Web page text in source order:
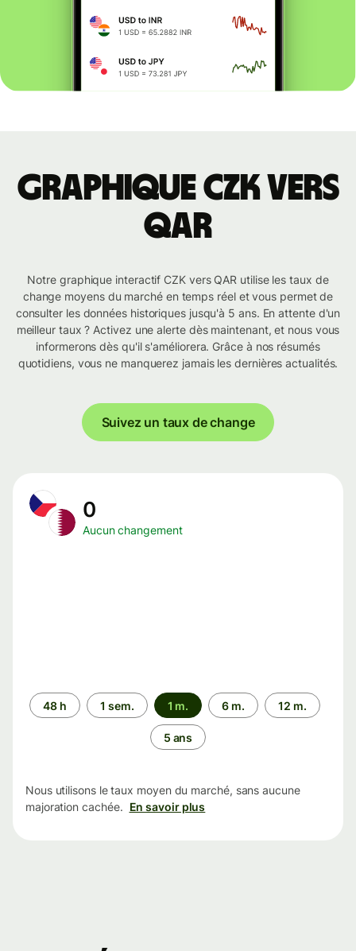
Graphique CZK vers
QAR
Notre graphique interactif CZK vers QAR utilise les taux de
change moyens du marché en temps réel et vous permet de
consulter les données historiques jusqu'à 5 ans. En attente d'un
meilleur taux ? Activez une alerte dès maintenant, et nous vous
informerons dès qu'il s'améliorera. Grâce à nos résumés
quotidiens, vous ne manquerez jamais les dernières actualités.
Suivez un taux de change
0
Aucun changement
Période
48 h 1 sem. 1 m. 6 m. 12 m.
5 ans
Nous utilisons le taux moyen du marché, sans aucune
majoration cachée. En savoir plus